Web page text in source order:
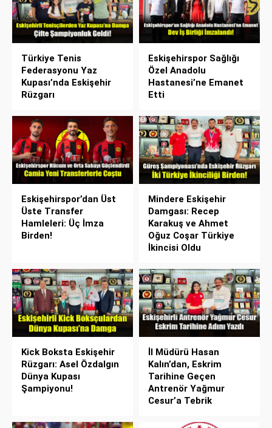
Türkiye Tenis
Federasyonu Yaz
Kupası’nda Eskişehir
Rüzgarı
Eskişehirspor Sağlığı
Özel Anadolu
Hastanesi’ne Emanet
Etti
Eskişehirspor’dan Üst
Üste Transfer
Hamleleri: Üç İmza
Birden!
Mindere Eskişehir
Damgası: Recep
Karakuş ve Ahmet
Oğuz Coşar Türkiye
İkincisi Oldu
Kick Boksta Eskişehir
Rüzgarı: Asel Özdalgın
Dünya Kupası
Şampiyonu!
İl Müdürü Hasan
Kalın’dan, Eskrim
Tarihine Geçen
Antrenör Yağmur
Cesur’a Tebrik